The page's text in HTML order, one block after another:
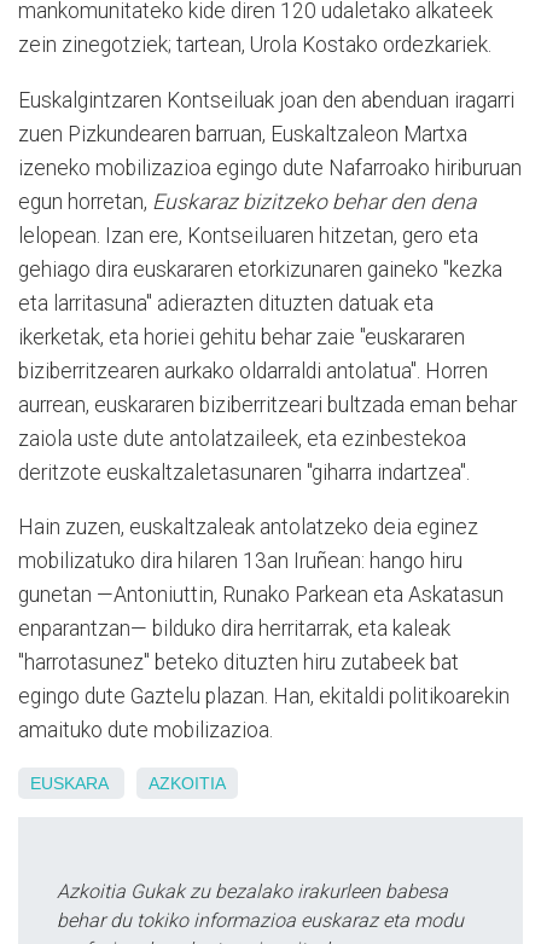
mankomunitateko kide diren 120 udaletako alkateek
zein zinegotziek; tartean, Urola Kostako ordezkariek.
Euskalgintzaren Kontseiluak joan den abenduan iragarri
zuen Pizkundearen barruan, Euskaltzaleon Martxa
izeneko mobilizazioa egingo dute Nafarroako hiriburuan
egun horretan, Euskaraz bizitzeko behar den dena
lelopean. Izan ere, Kontseiluaren hitzetan, gero eta
gehiago dira euskararen etorkizunaren gaineko "kezka
eta larritasuna" adierazten dituzten datuak eta
ikerketak, eta horiei gehitu behar zaie "euskararen
biziberritzearen aurkako oldarraldi antolatua". Horren
aurrean, euskararen biziberritzeari bultzada eman behar
zaiola uste dute antolatzaileek, eta ezinbestekoa
deritzote euskaltzaletasunaren "giharra indartzea".
Hain zuzen, euskaltzaleak antolatzeko deia eginez
mobilizatuko dira hilaren 13an Iruñean: hango hiru
gunetan —Antoniuttin, Runako Parkean eta Askatasun
enparantzan— bilduko dira herritarrak, eta kaleak
"harrotasunez" beteko dituzten hiru zutabeek bat
egingo dute Gaztelu plazan. Han, ekitaldi politikoarekin
amaituko dute mobilizazioa.
EUSKARA AZKOITIA
Azkoitia Gukak zu bezalako irakurleen babesa
behar du tokiko informazioa euskaraz eta modu